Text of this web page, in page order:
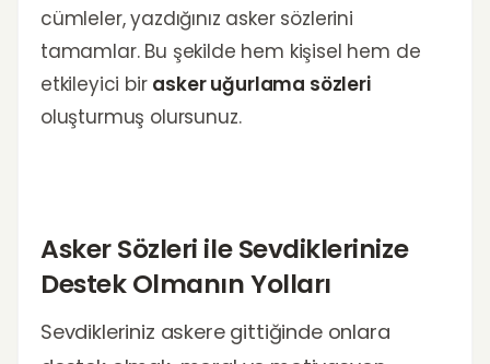
cümleler, yazdığınız asker sözlerini
tamamlar. Bu şekilde hem kişisel hem de
etkileyici bir asker uğurlama sözleri
oluşturmuş olursunuz.
Asker Sözleri ile Sevdiklerinize
Destek Olmanın Yolları
Sevdikleriniz askere gittiğinde onlara